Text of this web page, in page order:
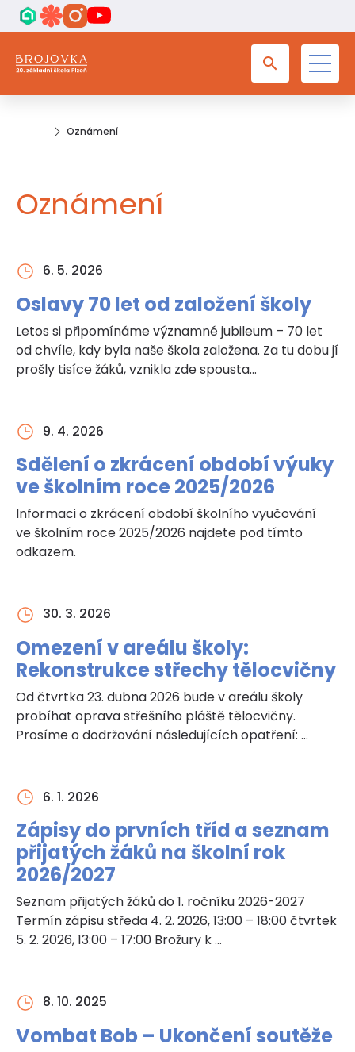
Oznámení
Oznámení
6. 5. 2026
Oslavy 70 let od založení školy
Letos si připomínáme významné jubileum – 70 let
od chvíle, kdy byla naše škola založena. Za tu dobu jí
prošly tisíce žáků, vznikla zde spousta…
9. 4. 2026
Sdělení o zkrácení období výuky
ve školním roce 2025/2026
Informaci o zkrácení období školního vyučování
ve školním roce 2025/2026 najdete pod tímto
odkazem.
30. 3. 2026
Omezení v areálu školy:
Rekonstrukce střechy tělocvičny
Od čtvrtka 23. dubna 2026 bude v areálu školy
probíhat oprava střešního pláště tělocvičny.
Prosíme o dodržování následujících opatření: …
6. 1. 2026
Zápisy do prvních tříd a seznam
přijatých žáků na školní rok
2026/2027
Seznam přijatých žáků do 1. ročníku 2026-2027
Termín zápisu středa 4. 2. 2026, 13:00 – 18:00 čtvrtek
5. 2. 2026, 13:00 – 17:00 Brožury k …
8. 10. 2025
Vombat Bob – Ukončení soutěže